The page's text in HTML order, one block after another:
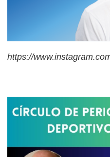
https://